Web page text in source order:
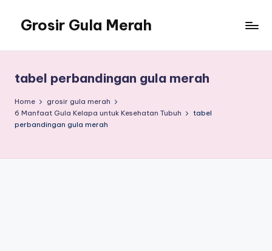
content
Grosir Gula Merah
Gula
Merah
tabel perbandingan gula merah
Home
grosir gula merah
6 Manfaat Gula Kelapa untuk Kesehatan Tubuh
tabel
perbandingan gula merah